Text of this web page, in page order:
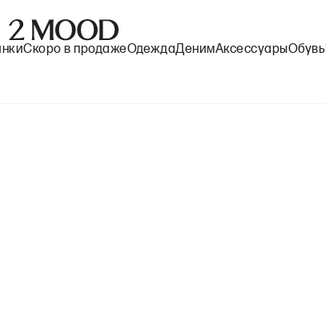
Скоро в продажеОдеждаДенимАксессуарыОбувь